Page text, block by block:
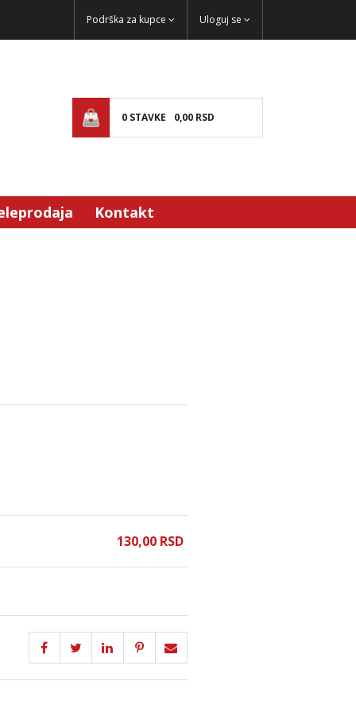
Podrška za kupce Uloguj se
0 STAVKE 0,00 RSD
Kontakt
130,00 RSD